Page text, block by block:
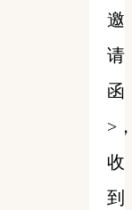
邀
请
函
>，
收
到